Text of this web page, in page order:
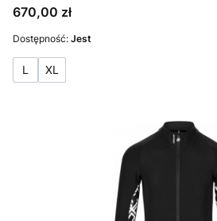
Cena
670,00 zł
Dostępność: Jest
L XL